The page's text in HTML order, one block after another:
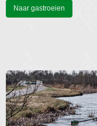
Naar gastroeien